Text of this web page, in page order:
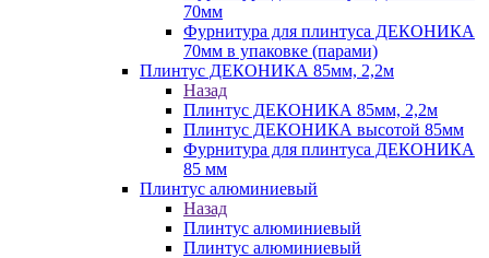
70мм
Фурнитура для плинтуса ДЕКОНИКА
70мм в упаковке (парами)
Плинтус ДЕКОНИКА 85мм, 2,2м
Назад
Плинтус ДЕКОНИКА 85мм, 2,2м
Плинтус ДЕКОНИКА высотой 85мм
Фурнитура для плинтуса ДЕКОНИКА
85 мм
Плинтус алюминиевый
Назад
Плинтус алюминиевый
Плинтус алюминиевый